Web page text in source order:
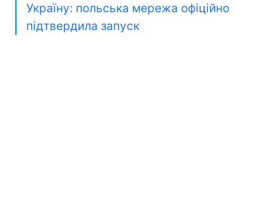
Україну: польська мережа офіційно
підтвердила запуск